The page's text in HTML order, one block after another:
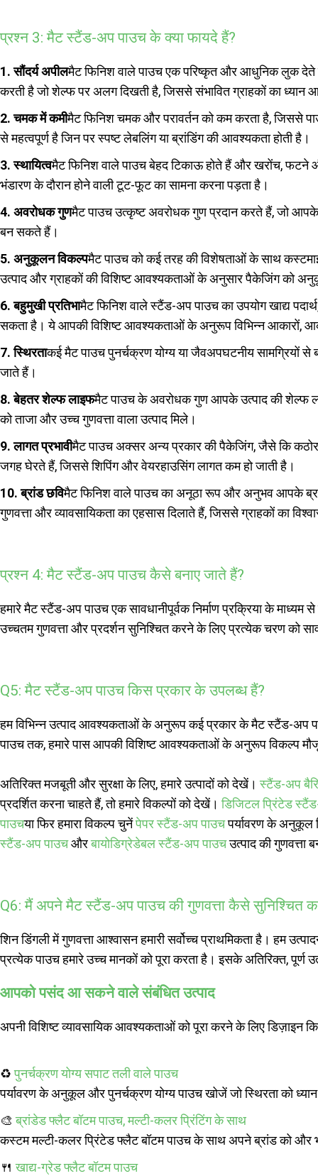
प्रश्न 3: मैट स्टैंड-अप पाउच के क्या फायदे हैं?
1. सौंदर्य अपीलमैट फिनिश वाले पाउच एक परिष्कृत और आधुनिक लुक देते
करती है जो शेल्फ पर अलग दिखती है, जिससे संभावित ग्राहकों का ध्यान
2. चमक में कमीमैट फिनिश चमक और परावर्तन को कम करता है, जिससे
से महत्वपूर्ण है जिन पर स्पष्ट लेबलिंग या ब्रांडिंग की आवश्यकता होती है।
3. स्थायित्वमैट फिनिश वाले पाउच बेहद टिकाऊ होते हैं और खरोंच, फटने
भंडारण के दौरान होने वाली टूट-फूट का सामना करना पड़ता है।
4. अवरोधक गुणमैट पाउच उत्कृष्ट अवरोधक गुण प्रदान करते हैं, जो आपके
बन सकते हैं।
5. अनुकूलन विकल्पमैट पाउच को कई तरह की विशेषताओं के साथ
उत्पाद और ग्राहकों की विशिष्ट आवश्यकताओं के अनुसार पैकेजिंग को
6. बहुमुखी प्रतिभामैट फिनिश वाले स्टैंड-अप पाउच का उपयोग खाद्य
सकता है। ये आपकी विशिष्ट आवश्यकताओं के अनुरूप विभिन्न आकारों,
7. स्थिरताकई मैट पाउच पुनर्चक्रण योग्य या जैवअपघटनीय सामग्रियों
जाते हैं।
8. बेहतर शेल्फ लाइफमैट पाउच के अवरोधक गुण आपके उत्पाद की शेल्फ
को ताजा और उच्च गुणवत्ता वाला उत्पाद मिले।
9. लागत प्रभावीमैट पाउच अक्सर अन्य प्रकार की पैकेजिंग, जैसे कि
जगह घेरते हैं, जिससे शिपिंग और वेयरहाउसिंग लागत कम हो जाती है।
10. ब्रांड छविमैट फिनिश वाले पाउच का अनूठा रूप और अनुभव आपके
गुणवत्ता और व्यावसायिकता का एहसास दिलाते हैं, जिससे ग्राहकों का
प्रश्न 4: मैट स्टैंड-अप पाउच कैसे बनाए जाते हैं?
हमारे मैट स्टैंड-अप पाउच एक सावधानीपूर्वक निर्माण प्रक्रिया के माध्यम
उच्चतम गुणवत्ता और प्रदर्शन सुनिश्चित करने के लिए प्रत्येक चरण को
Q5: मैट स्टैंड-अप पाउच किस प्रकार के उपलब्ध हैं?
हम विभिन्न उत्पाद आवश्यकताओं के अनुरूप कई प्रकार के मैट स्टैंड-अप
पाउच तक, हमारे पास आपकी विशिष्ट आवश्यकताओं के अनुरूप विकल्प
अतिरिक्त मजबूती और सुरक्षा के लिए, हमारे उत्पादों को देखें।स्टैंड-अप
प्रदर्शित करना चाहते हैं, तो हमारे विकल्पों को देखें।डिजिटल प्रिंटेड
पाउचया फिर हमारा विकल्प चुनेंपेपर स्टैंड-अप पाउचपर्यावरण के अनुकूल
स्टैंड-अप पाउचऔरबायोडिग्रेडेबल स्टैंड-अप पाउचउत्पाद की
Q6: मैं अपने मैट स्टैंड-अप पाउच की गुणवत्ता कैसे सुनिश्चित
शिन डिंगली में गुणवत्ता आश्वासन हमारी सर्वोच्च प्राथमिकता है। हम
प्रत्येक पाउच हमारे उच्च मानकों को पूरा करता है। इसके अतिरिक्त,
आपको पसंद आ सकने वाले संबंधित उत्पाद
अपनी विशिष्ट व्यावसायिक आवश्यकताओं को पूरा करने के लिए
♻️पुनर्चक्रण योग्य सपाट तली वाले पाउच
पर्यावरण के अनुकूल और पुनर्चक्रण योग्य पाउच खोजें जो स्थिरता को
🎨ब्रांडेड फ्लैट बॉटम पाउच, मल्टी-कलर प्रिंटिंग के साथ
कस्टम मल्टी-कलर प्रिंटेड फ्लैट बॉटम पाउच के साथ अपने ब्रांड को और
🍴खाद्य-ग्रेड फ्लैट बॉटम पाउच